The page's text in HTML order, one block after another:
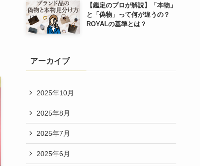
【鑑定のプロが解説】「本物」
と「偽物」って何が違うの？
ROYALの基準とは？
アーカイブ
2025年10月
2025年8月
2025年7月
2025年6月